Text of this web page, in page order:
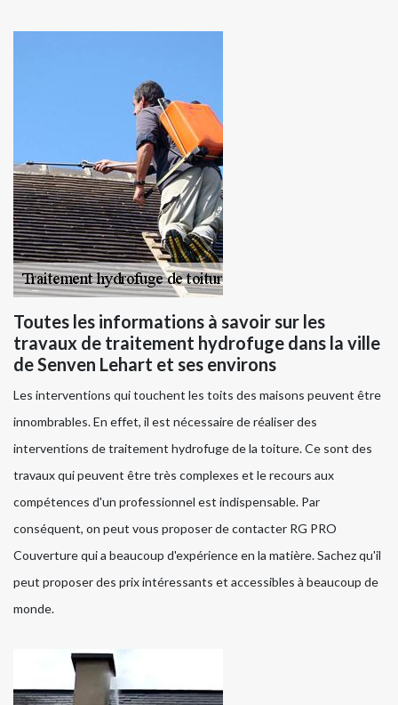
Toutes les informations à savoir sur les
travaux de traitement hydrofuge dans la ville
de Senven Lehart et ses environs
Les interventions qui touchent les toits des maisons peuvent être
innombrables. En effet, il est nécessaire de réaliser des
interventions de traitement hydrofuge de la toiture. Ce sont des
travaux qui peuvent être très complexes et le recours aux
compétences d'un professionnel est indispensable. Par
conséquent, on peut vous proposer de contacter RG PRO
Couverture qui a beaucoup d'expérience en la matière. Sachez qu'il
peut proposer des prix intéressants et accessibles à beaucoup de
monde.